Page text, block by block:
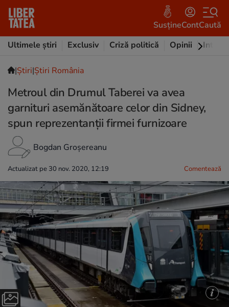
SusțineContCaută
Ultimele știri
Exclusiv Criză politică Opinii
|Ştiri|Știri România
Metroul din Drumul Taberei va avea
garnituri asemănătoare celor din Sidney,
spun reprezentanții firmei furnizoare
Bogdan Groșereanu
Actualizat pe 30 nov. 2020, 12:19 Comentează